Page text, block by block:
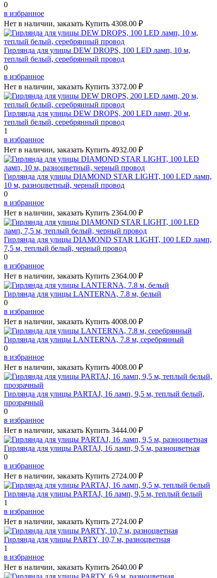
0
в избранное
Нет в наличии, заказать Купить 4308.00 ₽
Гирлянда для улицы DEW DROPS, 100 LED ламп, 10 м,
теплый белый, серебрянный провод
0
в избранное
Нет в наличии, заказать Купить 3372.00 ₽
Гирлянда для улицы DEW DROPS, 200 LED ламп, 20 м,
теплый белый, серебрянный провод
1
в избранное
Нет в наличии, заказать Купить 4932.00 ₽
Гирлянда для улицы DIAMOND STAR LIGHT, 100 LED ламп,
10 м, разноцветный, черный провод
0
в избранное
Нет в наличии, заказать Купить 2364.00 ₽
Гирлянда для улицы DIAMOND STAR LIGHT, 100 LED ламп,
7,5 м, теплый белый, черный провод
0
в избранное
Нет в наличии, заказать Купить 2364.00 ₽
Гирлянда для улицы LANTERNA, 7.8 м, белый
0
в избранное
Нет в наличии, заказать Купить 4008.00 ₽
Гирлянда для улицы LANTERNA, 7.8 м, серебрянный
0
в избранное
Нет в наличии, заказать Купить 4008.00 ₽
Гирлянда для улицы PARTAJ, 16 ламп, 9,5 м, теплый белый,
прозрачный
0
в избранное
Нет в наличии, заказать Купить 3444.00 ₽
Гирлянда для улицы PARTAJ, 16 ламп, 9,5 м, разноцветная
0
в избранное
Нет в наличии, заказать Купить 2724.00 ₽
Гирлянда для улицы PARTAJ, 16 ламп, 9,5 м, теплый белый
1
в избранное
Нет в наличии, заказать Купить 2724.00 ₽
Гирлянда для улицы PARTY, 10,7 м, разноцветная
1
в избранное
Нет в наличии, заказать Купить 2640.00 ₽